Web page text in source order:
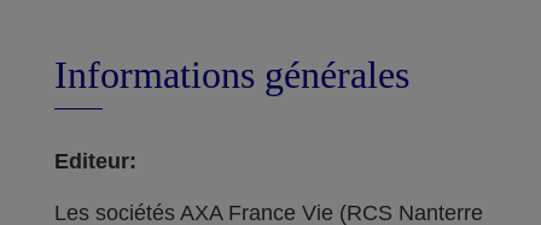
Informations générales
Editeur:
Les sociétés AXA France Vie (RCS Nanterre